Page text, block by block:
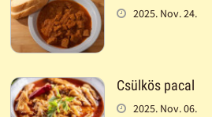
2025. Nov. 24.
Csülkös pacal
2025. Nov. 06.